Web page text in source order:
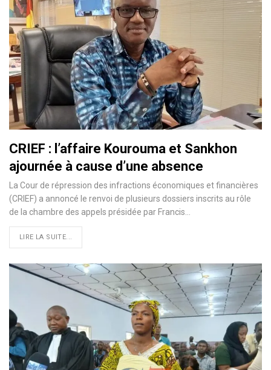
CRIEF : l’affaire Kourouma et Sankhon
ajournée à cause d’une absence
La Cour de répression des infractions économiques et financières
(CRIEF) a annoncé le renvoi de plusieurs dossiers inscrits au rôle
de la chambre des appels présidée par Francis…
LIRE LA SUITE...